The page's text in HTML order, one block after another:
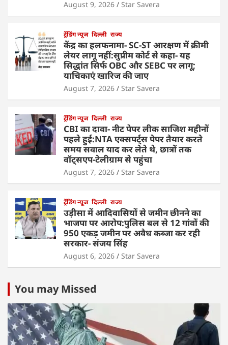
August 9, 2026 Star Savera
ट्रेंडिंग न्यूज दिल्ली राज्य
केंद्र का हलफनामा- SC-ST आरक्षण में क्रीमी
लेयर लागू नहीं:सुप्रीम कोर्ट से कहा- यह
सिद्धांत सिर्फ OBC और SEBC पर लागू;
याचिकाएं खारिज की जाए
August 7, 2026 Star Savera
ट्रेंडिंग न्यूज दिल्ली राज्य
CBI का दावा- नीट पेपर लीक साजिश महीनों
पहले हुई:NTA एक्सपर्ट्स पेपर तैयार करते
समय सवाल याद कर लेते थे, छात्रों तक
वॉट्सएप-टेलीग्राम से पहुंचा
August 7, 2026 Star Savera
ट्रेंडिंग न्यूज दिल्ली राज्य
उड़ीसा में आदिवासियों से जमीन छीनने का
भाजपा पर आरोप:पुलिस बल से 12 गांवों की
950 एकड़ जमीन पर अवैध कब्जा कर रही
सरकार- संजय सिंह
August 6, 2026 Star Savera
You may Missed